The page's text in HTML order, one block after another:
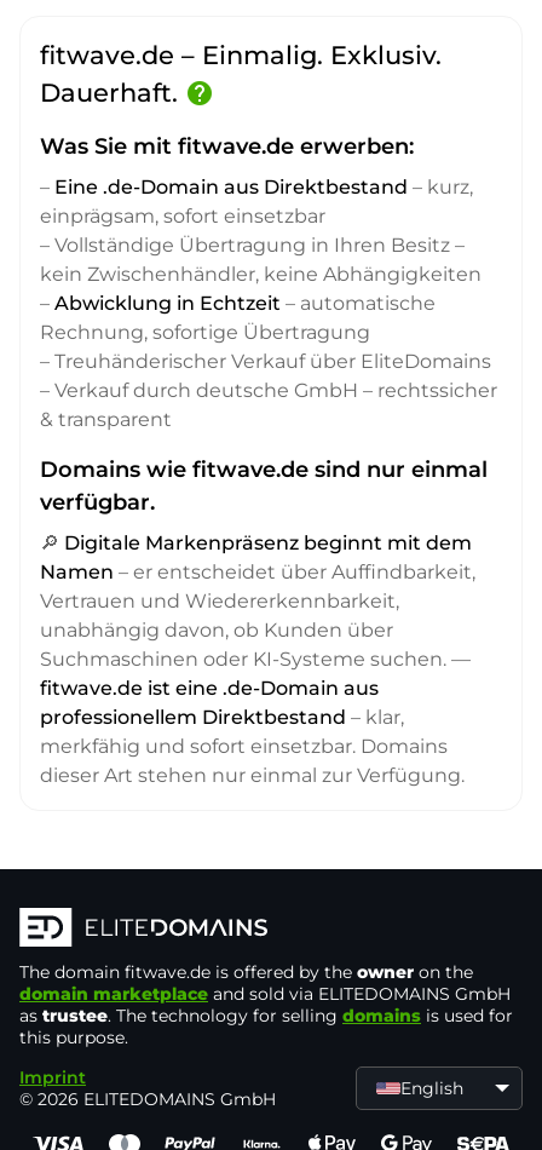
fitwave.de – Einmalig. Exklusiv.
Dauerhaft. help
Was Sie mit fitwave.de erwerben:
– Eine .de-Domain aus Direktbestand – kurz,
einprägsam, sofort einsetzbar
– Vollständige Übertragung in Ihren Besitz –
kein Zwischenhändler, keine Abhängigkeiten
– Abwicklung in Echtzeit – automatische
Rechnung, sofortige Übertragung
– Treuhänderischer Verkauf über EliteDomains
– Verkauf durch deutsche GmbH – rechtssicher
& transparent
Domains wie fitwave.de sind nur einmal
verfügbar.
🔎 Digitale Markenpräsenz beginnt mit dem
Namen – er entscheidet über Auffindbarkeit,
Vertrauen und Wiedererkennbarkeit,
unabhängig davon, ob Kunden über
Suchmaschinen oder KI-Systeme suchen. —
fitwave.de ist eine .de-Domain aus
professionellem Direktbestand – klar,
merkfähig und sofort einsetzbar. Domains
dieser Art stehen nur einmal zur Verfügung.
The domain fitwave.de is offered by the owner on the
domain marketplace and sold via ELITEDOMAINS GmbH
as trustee. The technology for selling domains is used for
this purpose.
Imprint
© 2026 ELITEDOMAINS GmbH
English